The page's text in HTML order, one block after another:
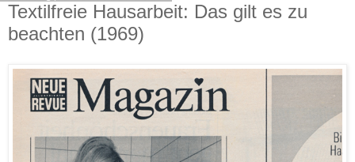
Textilfreie Hausarbeit: Das gilt es zu
beachten (1969)